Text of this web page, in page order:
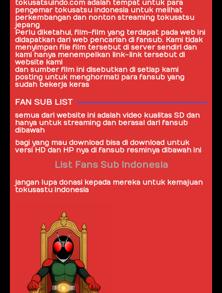
tokusatsuindo.com adalah tempat untuk para
pengemar tokusatsu indonesia untuk melihat
perkembangan dan nonton streaming tokusatsu
jepang
Perlu diketahui, film-film yang terdapat pada web ini
didapatkan dari web pencarian di fansub. Kami tidak
menyimpan file film tersebut di server sendiri dan
kami hanya menempelkan link-link tersebut di
website kami
dan sumber film ini disebutkan di setiap kami
posting untuk menghormati para fansub yang
sudah bekerja keras
FAN SUB LIST
semua dari website ini adalah video kualitas SD dan
hanya untuk streaming dan berasal dari fansub
dibawah
bagi yang mau download bisa di download untuk
versi HD dan HP nya di fansub resminya dibawah ini
List Fans Sub Indonesia
jangan lupa donasi kepada mereka untuk kemajuan
tokusastu indonesia